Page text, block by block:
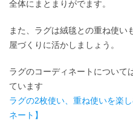
全体にまとまりがでます。
また、ラグは絨毯との重ね使い
屋づくりに活かしましょう。
ラグのコーディネートについて
ています
ラグの2枚使い、重ね使いを楽
ネート】